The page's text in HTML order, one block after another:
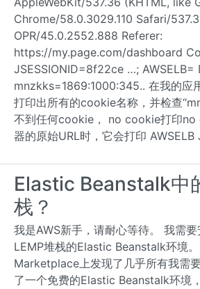
Chrome/58.0.3029.110 Safari/
OPR/45.0.2552.888 Referer:
https://my.page.com/dashboard
JSESSIONID=8f22ce …; AWSELB=
mnzkks=1869:1000:345.. 在我的应
打印出所有的cookie名称，并检查
不到任何cookie， no cookie打印no
器的原始URL时，它会打印
Elastic Beanstalk中
栈？
我是AWS新手，请耐心等待。 我需
LEMP堆栈的Elastic Beanstalk环境
Marketplace上发现了几乎所有我需
了一个免费的Elastic Beanstalk环境